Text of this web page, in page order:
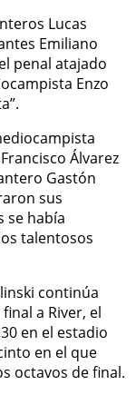
Lucas
Emiliano
penal atajado
Enzo
Álvarez
Gastón
sus
se había
talentosos
continúa
a River, el
en el estadio
en el que
octavos de final.